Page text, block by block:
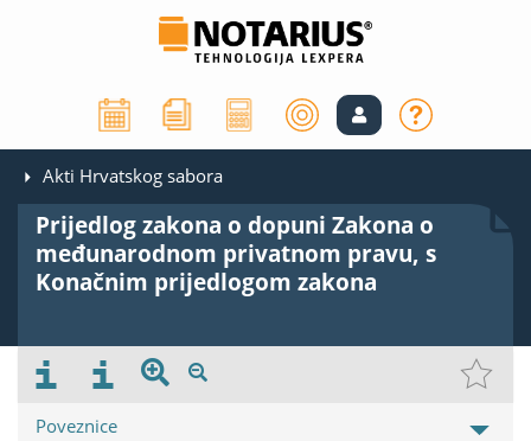
Akti Hrvatskog sabora
Prijedlog zakona o dopuni Zakona o
međunarodnom privatnom pravu, s
Konačnim prijedlogom zakona
Poveznice